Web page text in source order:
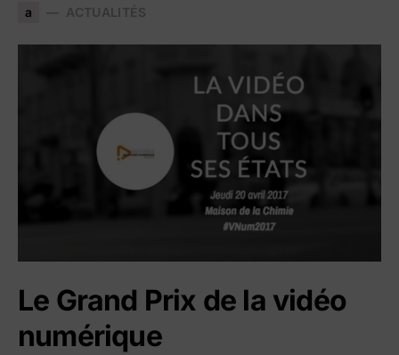
a ACTUALITÉS
Le Grand Prix de la vidéo
numérique